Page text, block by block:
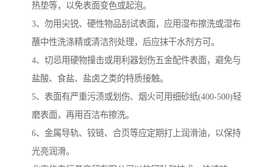
热垫等，以免表面变色或起泡。
3、勿用尖锐、硬性物品刮试表面，应用湿布擦洗或湿布
蘸中性洗涤精或清洁剂处理，后应抹干水剂方可。
4、切忌用硬物撞击或用利器划伤五金配件表面，避免与
盐酸、食盐、盐卤之类的特质接触。
5、表面有严重污渍或划伤、烟火可用细砂纸(400-500)轻
磨表面，再用百洁布擦洗。
6、金属导轨、铰链、合页等应定期打上润滑油，以保持
光亮润滑。